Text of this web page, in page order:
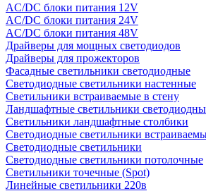
AC/DC блоки питания 12V
AC/DC блоки питания 24V
AC/DC блоки питания 48V
Драйверы для мощных светодиодов
Драйверы для прожекторов
Фасадные светильники светодиодные
Светодиодные светильники настенные
Светильники встраиваемые в стену
Ландшафтные светильники
Светильники ландшафтные столбики
Светодиодные светильники
Светодиодные светильники
Светодиодные светильники потолочные
Светильники точечные (Spot)
Линейные светильники 220в